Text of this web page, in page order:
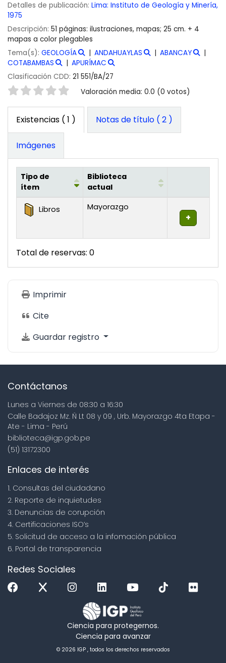
Detalles de publicación: Lima: Instituto de Geología y Minería,
1975
Descripción: 51 páginas: ilustraciones, mapas; 25 cm. + 4
mapas a color plegables
Tema(s): GEOLOGÍA ANDAHUAYLAS
ABANCAY
COTABAMBAS
APURÍMAC
Clasificación CDD: 21 551/BA/27
Valoración Valoración media: 0.0 (0 votos)
Existencias ( 1 ) Notas de título ( 2 )
Imágenes
Existencias
Tipo de
ítem
Biblioteca
actual
Libros Mayorazgo
Total de reservas: 0
Imprimir
Cite
Guardar registro
Contáctanos
Lunes a Viernes de 08:30 a 16:30
Calle Badajoz Mz. Ñ Lt 08 y 09 , Urb. Mayorazgo 4ta Etapa -
Ate - Lima - Perú
biblioteca@igp.gob.pe
(51) 13172300
Enlaces de interés
1. Consultas del ciudadano
2. Reporte de inquietudes
3. Denuncias de corupción
4. Certificaciones ISO’s
5. Solicitud de acceso a la infomación pública
6. Portal de transparencia
Redes Sociales
Ciencia para protegernos.
Ciencia para avanzar
© 2026 IGP , todos los derechos reservados